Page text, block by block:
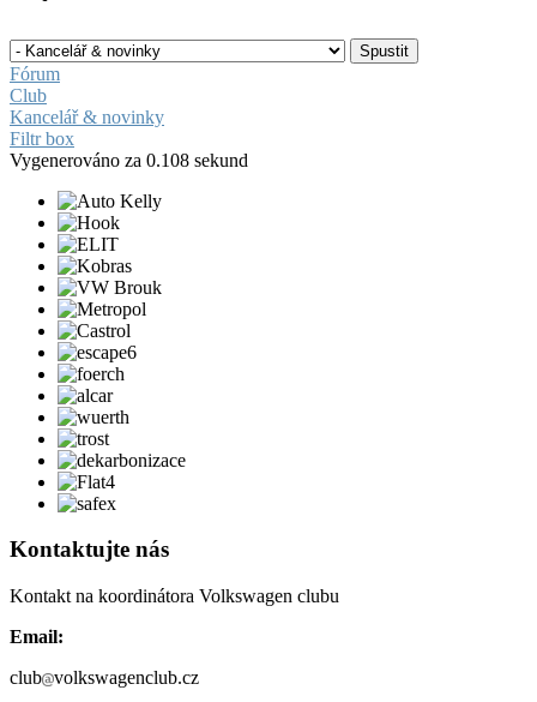
Fórum
Club
Kancelář & novinky
Filtr box
Vygenerováno za 0.108 sekund
Kontaktujte nás
Kontakt na koordinátora Volkswagen clubu
Email:
club volkswagenclub.cz